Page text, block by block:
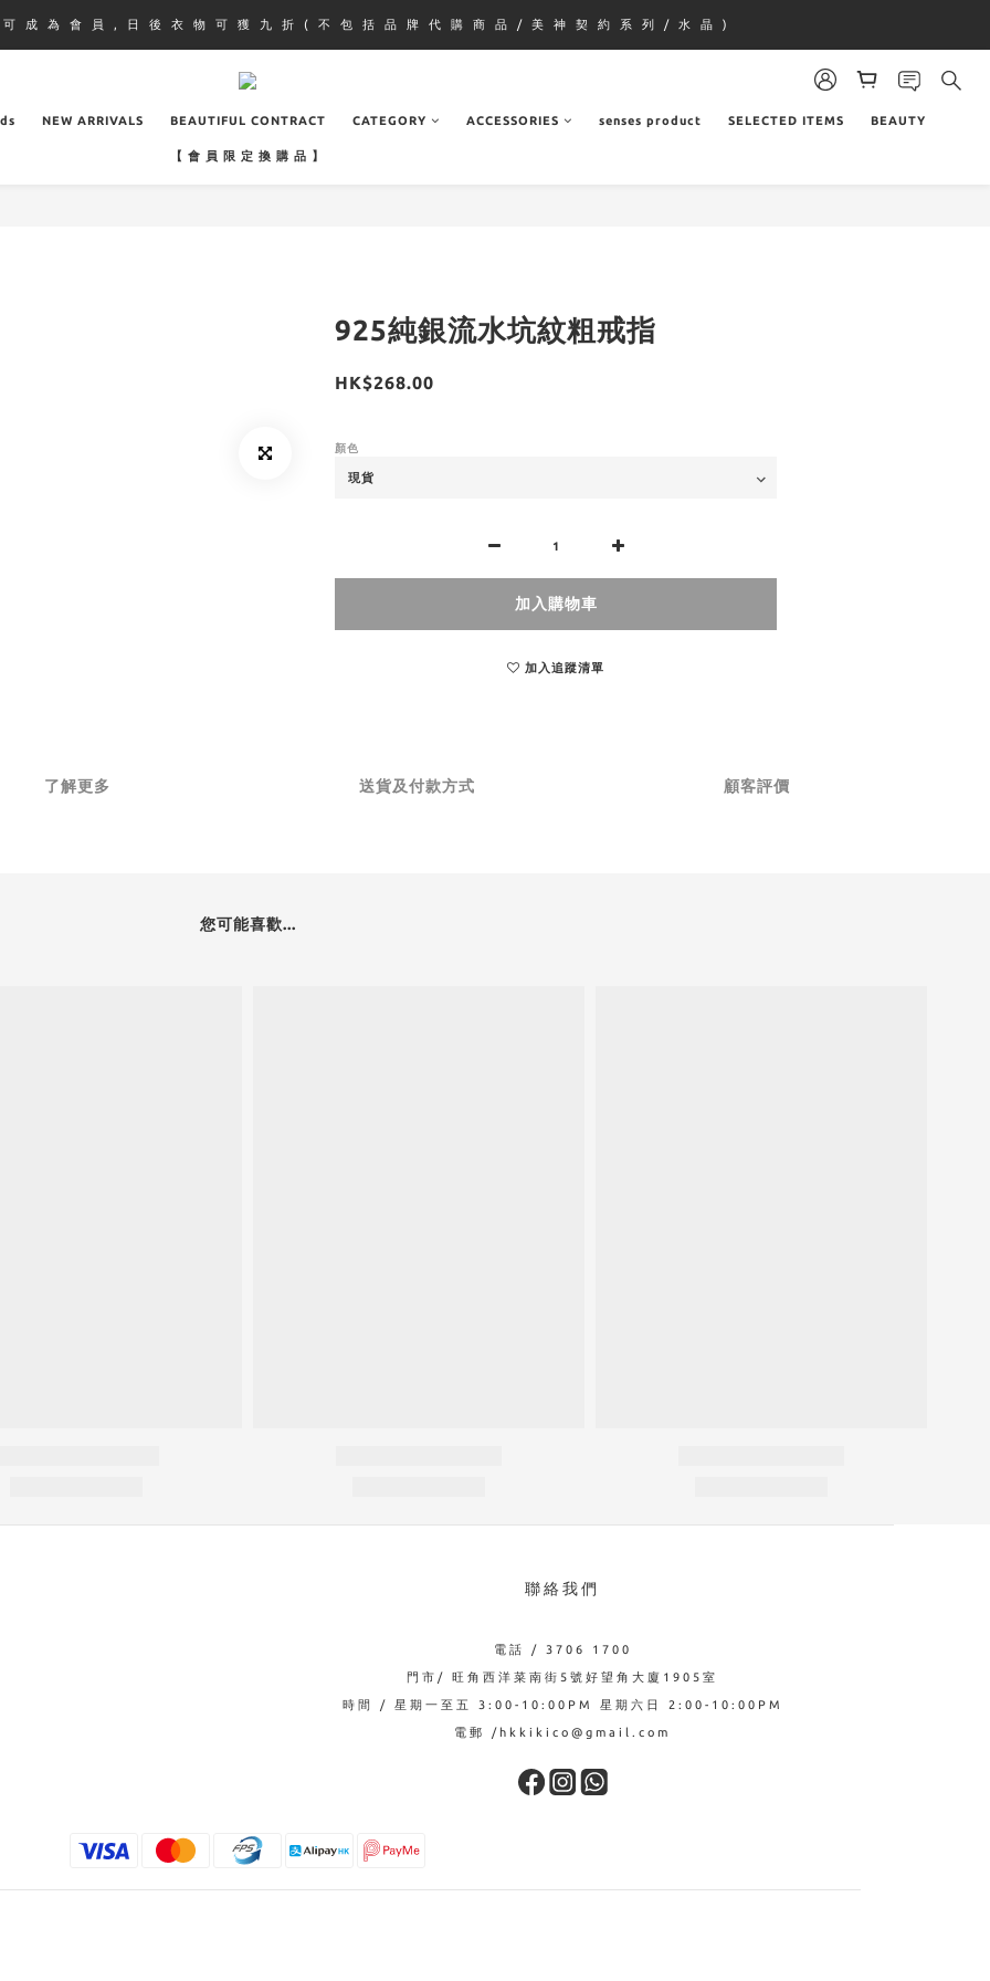
成 為 會 員 , 日 後 衣 物 可 獲 九 折 ( 不 包 括 品 牌 代 購 商 品 / 美 神 契 約 系 列 / 水 晶 )
NEW ARRIVALS BEAUTIFUL CONTRACT CATEGORY ACCESSORIES senses product SELECTED ITEMS BEAUTY
【 會 員 限 定 換 購 品 】
925純銀流水坑紋粗戒指
HK$268.00
顏色
加入購物車
加入追蹤清單
了解更多 送貨及付款方式 顧客評價
您可能喜歡...
聯絡我們
電話 / 3706 1700
門市/ 旺角西洋菜南街5號好望角大廈1905室
時間 / 星期一至五 3:00-10:00PM 星期六日 2:00-10:00PM
電郵 /hkkikico@gmail.com